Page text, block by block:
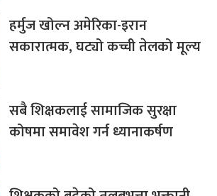
हर्मुज खोल्न अमेरिका-इरान
सकारात्मक, घट्यो कच्ची तेलको मूल्य
सबै शिक्षकलाई सामाजिक सुरक्षा
कोषमा समावेश गर्न ध्यानाकर्षण